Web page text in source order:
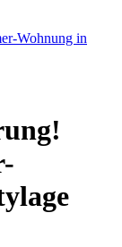
Wohnung in